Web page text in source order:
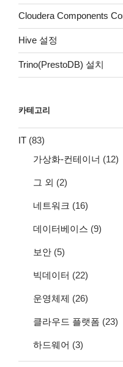
Cloudera Components
Hive 설정
Trino(PrestoDB) 설치
카테고리
IT (83)
가상화-컨테이너 (12)
그 외 (2)
네트워크 (16)
데이터베이스 (9)
보안 (5)
빅데이터 (22)
운영체제 (26)
클라우드 플랫폼 (23)
하드웨어 (3)